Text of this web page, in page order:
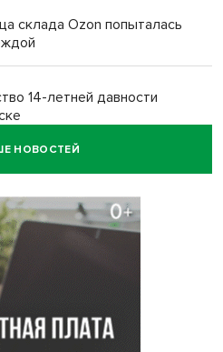
склада Ozon попыталась
14-летней давности
НОВОСТЕЙ